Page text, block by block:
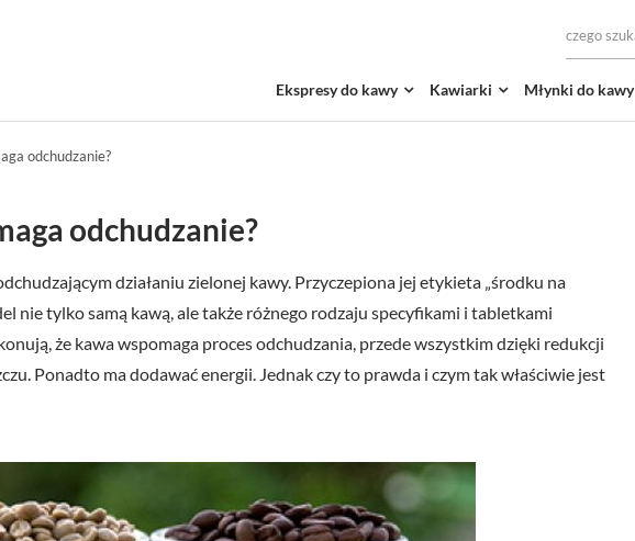
Ekspresy do kawy Kawiarki Młynki do kawy
odchudzanie?
odchudzanie?
działaniu zielonej kawy. Przyczepiona jej etykieta „środku na
nie tylko samą kawą, ale także różnego rodzaju specyfikami i tabletkami
że kawa wspomaga proces odchudzania, przede wszystkim dzięki redukcji
Ponadto ma dodawać energii. Jednak czy to prawda i czym tak właściwie jest